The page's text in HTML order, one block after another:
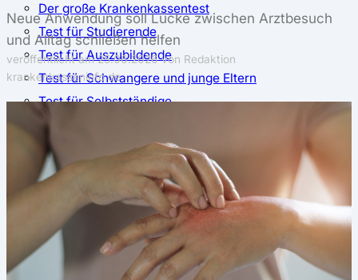
Der große Krankenkassentest
Test für Studierende
Test für Auszubildende
Test für Schwangere und junge Eltern
Test für Selbstständige
⚖️ Vergleich & Rechner
Krankenkassenvergleich
Krankenkassenrechner
↔ Wechsel
Krankenkassenwechsel
Kündigung
Musterkündigung
Neue Anwendung soll Lücke zwischen Arztbesuch
und Alltag schließen helfen
veröffentlicht am25.06.2026von Redaktion
krankenkasseninfo.de